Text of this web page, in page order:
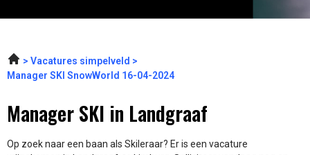
Vacatures simpelveld
Manager SKI SnowWorld 16-04-2024
Manager SKI in Landgraaf
Op zoek naar een baan als Skileraar? Er is een vacature